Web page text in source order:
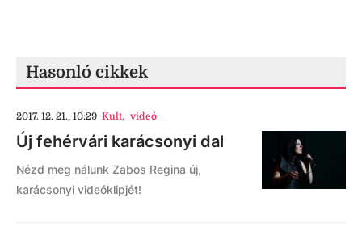
Hasonló cikkek
2017. 12. 21., 10:29 Kult, videó
Új fehérvári karácsonyi dal
Nézd meg nálunk Zabos Regina új,
karácsonyi videóklipjét!